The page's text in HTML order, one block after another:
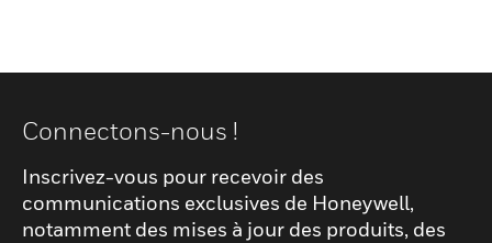
Connectons-nous !
Inscrivez-vous pour recevoir des
communications exclusives de Honeywell,
notamment des mises à jour des produits, des